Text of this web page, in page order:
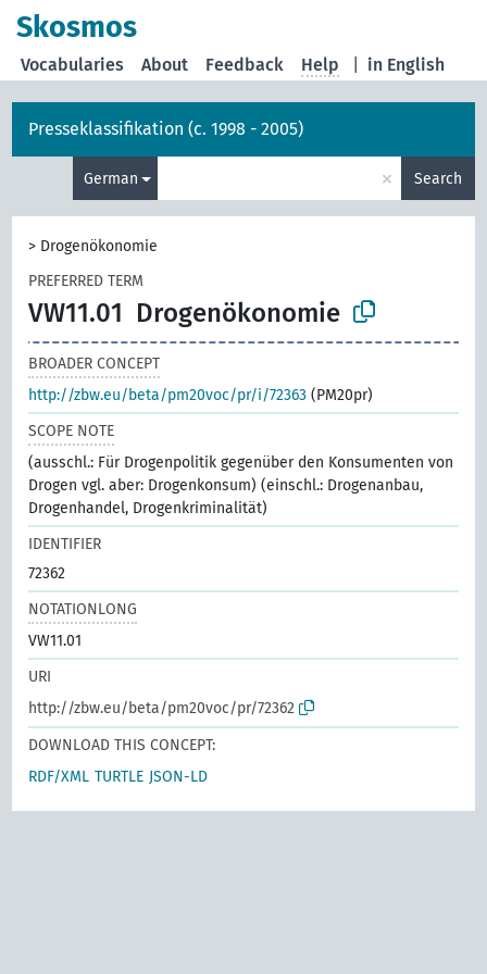
Skosmos
in English
Vocabularies About Feedback Help
Presseklassifikation (c. 1998 - 2005)
German × Search
> Drogenökonomie
PREFERRED TERM
VW11.01 Drogenökonomie
BROADER CONCEPT
http://zbw.eu/beta/pm20voc/pr/i/72363 (PM20pr)
SCOPE NOTE
(ausschl.: Für Drogenpolitik gegenüber den Konsumenten von
Drogen vgl. aber: Drogenkonsum) (einschl.: Drogenanbau,
Drogenhandel, Drogenkriminalität)
IDENTIFIER
72362
NOTATIONLONG
VW11.01
URI
http://zbw.eu/beta/pm20voc/pr/72362
DOWNLOAD THIS CONCEPT:
RDF/XML TURTLE JSON-LD